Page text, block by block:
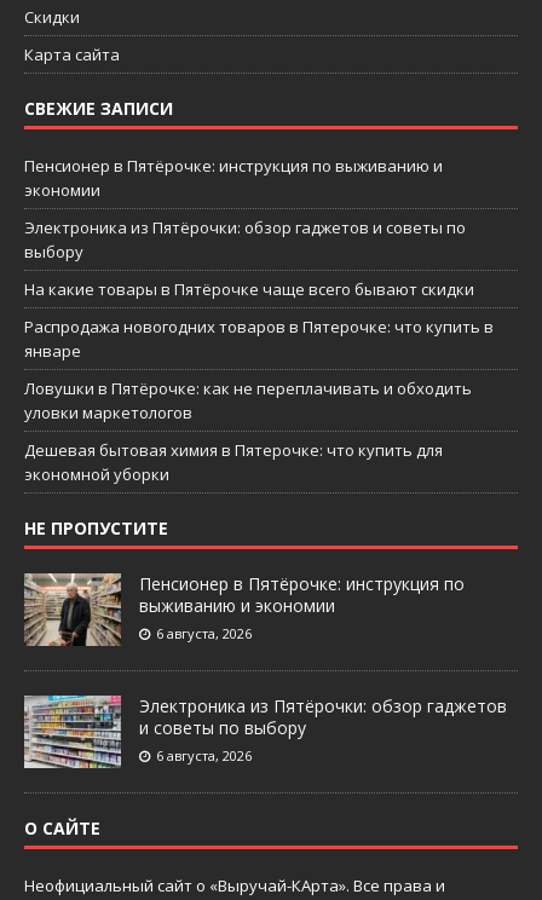
Скидки
Карта сайта
СВЕЖИЕ ЗАПИСИ
Пенсионер в Пятёрочке: инструкция по выживанию и
экономии
Электроника из Пятёрочки: обзор гаджетов и советы по
выбору
На какие товары в Пятёрочке чаще всего бывают скидки
Распродажа новогодних товаров в Пятерочке: что купить в
январе
Ловушки в Пятёрочке: как не переплачивать и обходить
уловки маркетологов
Дешевая бытовая химия в Пятерочке: что купить для
экономной уборки
НЕ ПРОПУСТИТЕ
Пенсионер в Пятёрочке: инструкция по
выживанию и экономии
6 августа, 2026
Электроника из Пятёрочки: обзор гаджетов
и советы по выбору
6 августа, 2026
О САЙТЕ
Неофициальный сайт о «Выручай-КАрта». Все права и